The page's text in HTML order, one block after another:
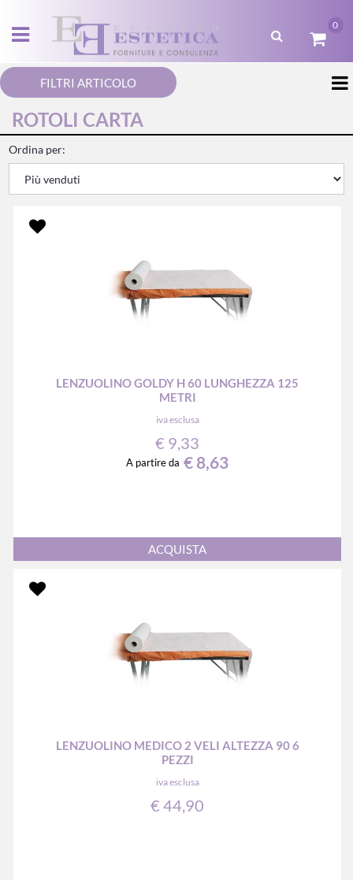
Open menu
0
FILTRI ARTICOLO
ROTOLI CARTA
Ordina per:
LENZUOLINO GOLDY H 60 LUNGHEZZA 125
METRI
iva esclusa
€ 9,33
A partire da € 8,63
Quantità
ACQUISTA
LENZUOLINO MEDICO 2 VELI ALTEZZA 90 6
PEZZI
iva esclusa
€ 44,90